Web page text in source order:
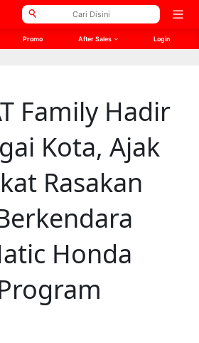
Meta
Open
Promo After Sales Login
Family Hadir
Kota, Ajak
Rasakan
Honda